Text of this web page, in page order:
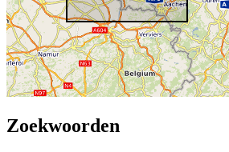
Zoekwoorden